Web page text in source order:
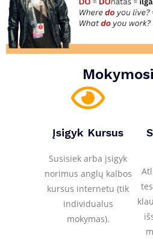
Įsigyk Kursus
Susisiek arba įsigyk
norimus anglų kalbos
kursus internetu (tik
individualus
mokymas).